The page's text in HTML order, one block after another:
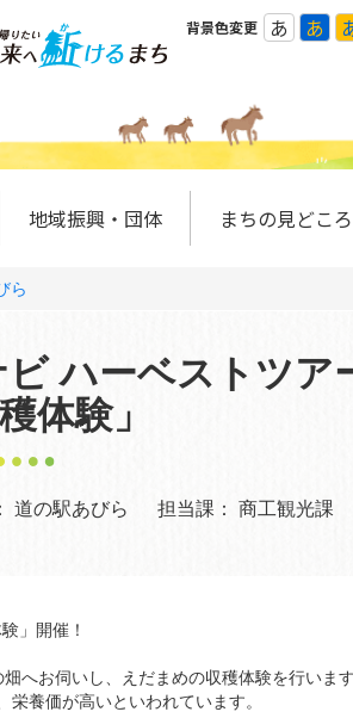
背景色変更 あ あ
地域振興・団体 まちの見どころ
ら
ビ ハーベストツア
体験」
道の駅あびら 担当課： 商工観光課
」開催！
へお伺いし、えだまめの収穫体験を行います
養価が高いといわれています。